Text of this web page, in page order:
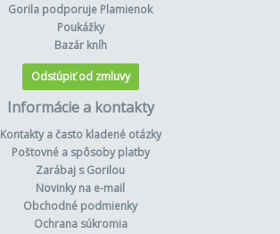
Gorila podporuje Plamienok
Poukážky
Bazár kníh
Odstúpiť od zmluvy
Informácie a kontakty
Kontakty a často kladené otázky
Poštovné a spôsoby platby
Zarábaj s Gorilou
Novinky na e-mail
Obchodné podmienky
Ochrana súkromia